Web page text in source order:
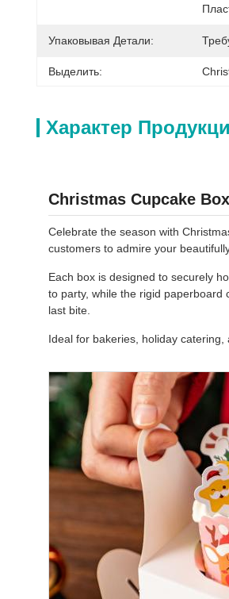
Упаковывая Детали:
Выделить:
Характер
Christmas Cupcake
Celebrate the season with
customers to admire your
Each box is designed to securely
to party, while the rigid paperboard
last bite.
Ideal for bakeries, holiday